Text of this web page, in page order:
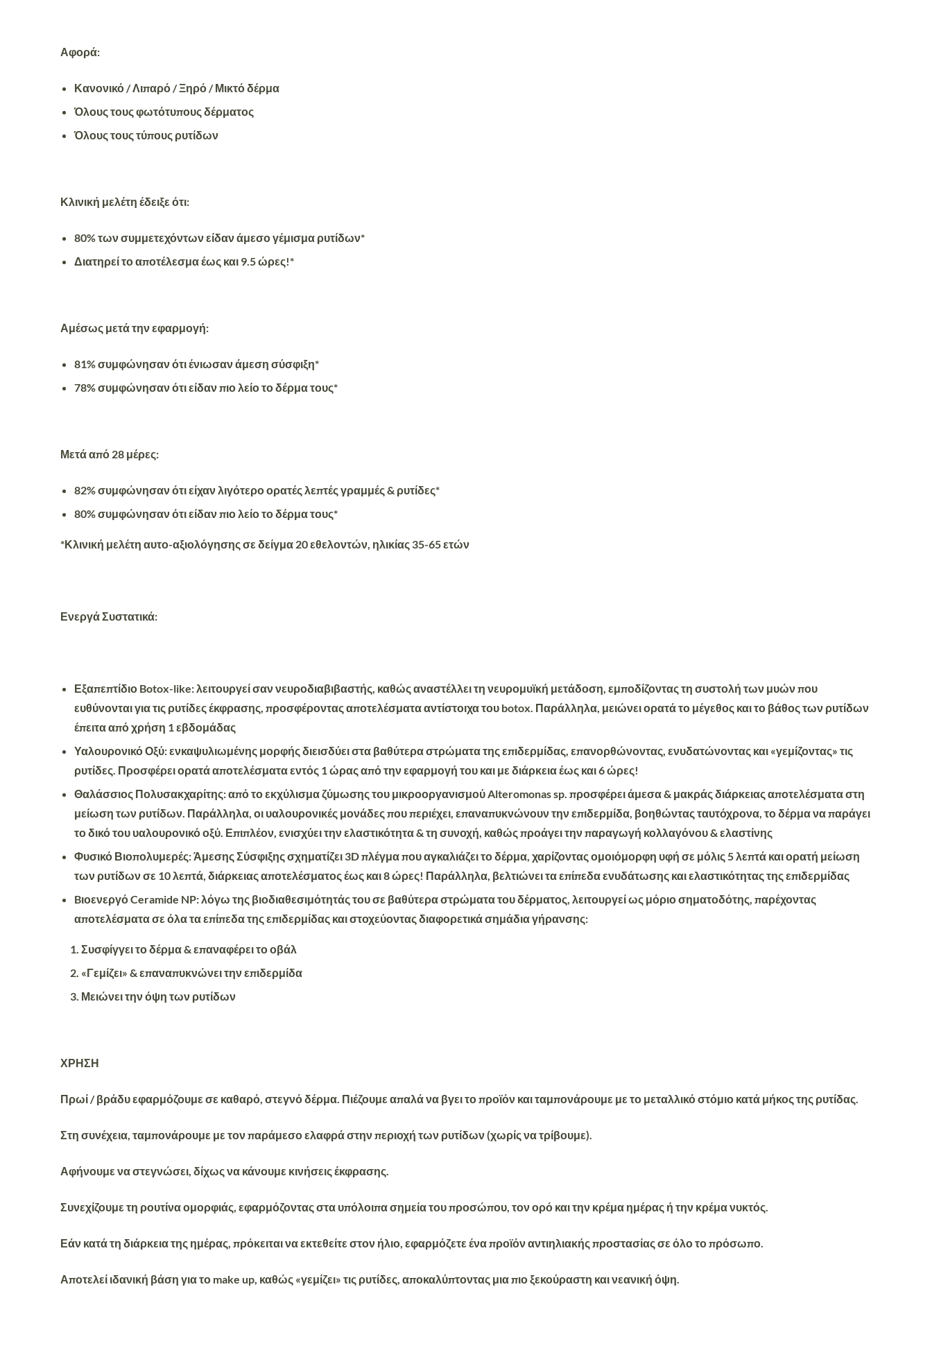
Αφορά:
Κανονικό / Λιπαρό / Ξηρό / Μικτό δέρμα
Όλους τους φωτότυπους δέρματος
Όλους τους τύπους ρυτίδων
Κλινική μελέτη έδειξε ότι:
80% των συμμετεχόντων είδαν άμεσο γέμισμα ρυτίδων*
Διατηρεί το αποτέλεσμα έως και 9.5 ώρες!*
Αμέσως μετά την εφαρμογή:
81% συμφώνησαν ότι ένιωσαν άμεση σύσφιξη*
78% συμφώνησαν ότι είδαν πιο λείο το δέρμα τους*
Μετά από 28 μέρες:
82% συμφώνησαν ότι είχαν λιγότερο ορατές λεπτές γραμμές & ρυτίδες*
80% συμφώνησαν ότι είδαν πιο λείο το δέρμα τους*
*Κλινική μελέτη αυτο-αξιολόγησης σε δείγμα 20 εθελοντών, ηλικίας 35-65 ετών
Ενεργά Συστατικά:
Εξαπεπτίδιο Botox-like:λειτουργεί σαν νευροδιαβιβαστής, καθώς αναστέλλει τη νευρομυϊκή μετάδοση, εμποδίζοντας τη συστολή των μυών που
ευθύνονται για τις ρυτίδες έκφρασης, προσφέροντας αποτελέσματα αντίστοιχα του botox. Παράλληλα, μειώνει ορατά το μέγεθος και το βάθος των ρυτίδων
έπειτα από χρήση 1 εβδομάδας
Υαλουρονικό Οξύ: ενκαψυλιωμένης μορφής διεισδύει στα βαθύτερα στρώματα της επιδερμίδας, επανορθώνοντας, ενυδατώνοντας και «γεμίζοντας» τις
ρυτίδες. Προσφέρει ορατά αποτελέσματα εντός 1 ώρας από την εφαρμογή του και με διάρκεια έως και 6 ώρες!
Θαλάσσιος Πολυσακχαρίτης:από το εκχύλισμα ζύμωσης του μικροοργανισμού Alteromonas sp. προσφέρει άμεσα & μακράς διάρκειας αποτελέσματα στη
μείωση των ρυτίδων. Παράλληλα, οι υαλουρονικές μονάδες που περιέχει, επαναπυκνώνουν την επιδερμίδα, βοηθώντας ταυτόχρονα, το δέρμα να παράγει
το δικό του υαλουρονικό οξύ. Επιπλέον, ενισχύει την ελαστικότητα & τη συνοχή, καθώς προάγει την παραγωγή κολλαγόνου & ελαστίνης
Φυσικό Βιοπολυμερές:Άμεσης Σύσφιξης σχηματίζει 3D πλέγμα που αγκαλιάζει το δέρμα, χαρίζοντας ομοιόμορφη υφή σε μόλις 5 λεπτά και ορατή μείωση
των ρυτίδων σε 10 λεπτά, διάρκειας αποτελέσματος έως και 8 ώρες! Παράλληλα, βελτιώνει τα επίπεδα ενυδάτωσης και ελαστικότητας της επιδερμίδας
Bιοενεργό Ceramide NP:λόγω της βιοδιαθεσιμότητάς του σε βαθύτερα στρώματα του δέρματος, λειτουργεί ως μόριο σηματοδότης, παρέχοντας
αποτελέσματα σε όλα τα επίπεδα της επιδερμίδας και στοχεύοντας διαφορετικά σημάδια γήρανσης:
Συσφίγγει το δέρμα & επαναφέρει το οβάλ
«Γεμίζει» & επαναπυκνώνει την επιδερμίδα
Μειώνει την όψη των ρυτίδων
ΧΡΗΣΗ
Πρωί / βράδυ εφαρμόζουμε σε καθαρό, στεγνό δέρμα. Πιέζουμε απαλά να βγει το προϊόν και ταμπονάρουμε με το μεταλλικό στόμιο κατά μήκος της ρυτίδας.
Στη συνέχεια, ταμπονάρουμε με τον παράμεσο ελαφρά στην περιοχή των ρυτίδων (χωρίς να τρίβουμε).
Αφήνουμε να στεγνώσει, δίχως να κάνουμε κινήσεις έκφρασης.
Συνεχίζουμε τη ρουτίνα ομορφιάς, εφαρμόζοντας στα υπόλοιπα σημεία του προσώπου, τον ορό και την κρέμα ημέρας ή την κρέμα νυκτός.
Εάν κατά τη διάρκεια της ημέρας, πρόκειται να εκτεθείτε στον ήλιο, εφαρμόζετε ένα προϊόν αντιηλιακής προστασίας σε όλο το πρόσωπο.
Αποτελεί ιδανική βάση για το make up, καθώς «γεμίζει» τις ρυτίδες, αποκαλύπτοντας μια πιο ξεκούραστη και νεανική όψη.